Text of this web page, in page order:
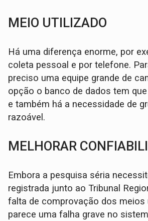
MEIO UTILIZADO
Há uma diferença enorme, por
coleta pessoal e por telefone.
preciso uma equipe grande de
opção o banco de dados tem
e também há a necessidade de
razoável.
MELHORAR
Embora a pesquisa séria
registrada junto ao Tribunal
falta de comprovação dos meios
parece uma falha grave no